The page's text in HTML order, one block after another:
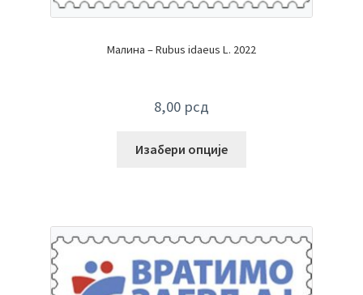
Малина – Rubus idaeus L. 2022
8,00 рсд
Изабери опције